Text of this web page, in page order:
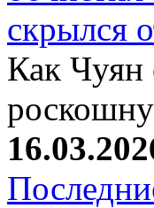
скрылся
Как Чуян